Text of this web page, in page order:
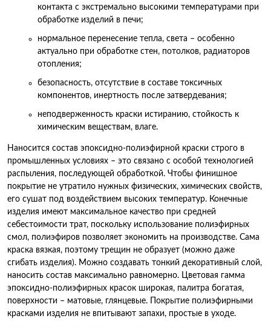
контакта с экстремально высокими температурами при
обработке изделий в печи;
нормальное перенесение тепла, света – особенно
актуально при обработке стен, потолков, радиаторов
отопления;
безопасность, отсутствие в составе токсичных
компонентов, инертность после затвердевания;
неподверженность краски истиранию, стойкость к
химическим веществам, влаге.
Наносится состав эпоксидно-полиэфирной краски строго в
промышленных условиях – это связано с особой технологией
распыления, последующей обработкой. Чтобы финишное
покрытие не утратило нужных физических, химических свойств,
его сушат под воздействием высоких температур. Конечные
изделия имеют максимальное качество при средней
себестоимости трат, поскольку использование полиэфирных
смол, полиэфиров позволяет экономить на производстве. Сама
краска вязкая, поэтому трещин не образует (можно даже
сгибать изделия). Можно создавать тонкий декоративный слой,
наносить состав максимально равномерно. Цветовая гамма
эпоксидно-полиэфирных красок широкая, палитра богатая,
поверхности – матовые, глянцевые. Покрытие полиэфирными
красками изделия не впитывают запахи, простые в уходе.